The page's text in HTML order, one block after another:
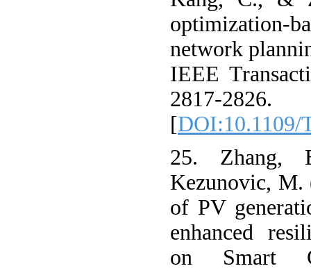
optimization-
network
IEEE
2817-2826.
[DOI:10.1109/
25. Zhang,
Kezunovic, M.
of PV
enhanced
on Smart